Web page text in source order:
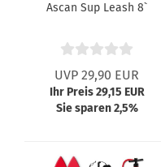
Ascan Sup Leash 8`
UVP 29,90 EUR
Ihr Preis 29,15 EUR
Sie sparen 2,5%